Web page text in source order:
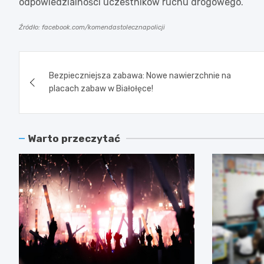
Źródło: facebook.com/komendastolecznapolicji
wpisuBezpieczniejsza zabawa: Nowe nawierzchnie na
placach zabaw w Białołęce!
Warto przeczytać